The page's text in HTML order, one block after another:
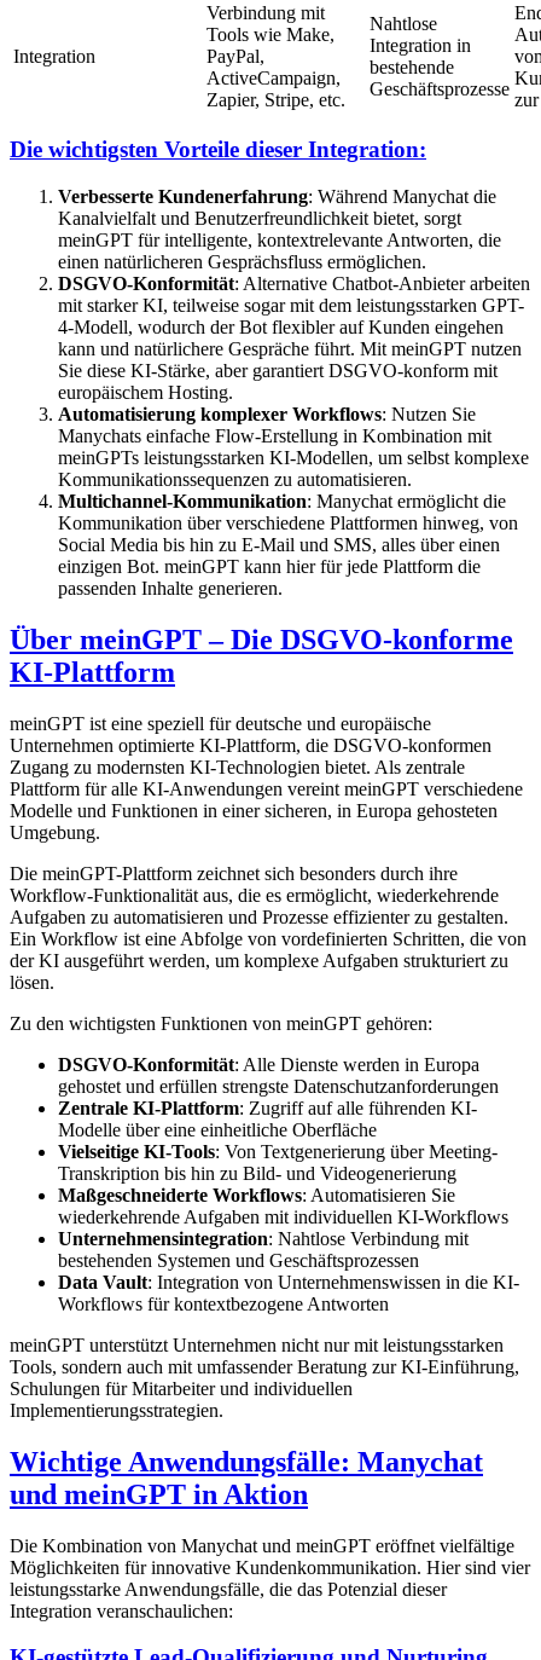
Integration
Verbindung mit
Tools wie Make,
PayPal,
ActiveCampaign,
Zapier, Stripe, etc.
Nahtlose
Integration in
bestehende
Geschäftsprozesse
Die wichtigsten Vorteile dieser Integration:
Verbesserte Kundenerfahrung: Während Manychat die
Kanalvielfalt und Benutzerfreundlichkeit bietet, sorgt
meinGPT für intelligente, kontextrelevante Antworten, die
einen natürlicheren Gesprächsfluss ermöglichen.
DSGVO-Konformität: Alternative Chatbot-Anbieter arbeiten
mit starker KI, teilweise sogar mit dem leistungsstarken GPT-
4-Modell, wodurch der Bot flexibler auf Kunden eingehen
kann und natürlichere Gespräche führt. Mit meinGPT nutzen
Sie diese KI-Stärke, aber garantiert DSGVO-konform mit
europäischem Hosting.
Automatisierung komplexer Workflows: Nutzen Sie
Manychats einfache Flow-Erstellung in Kombination mit
meinGPTs leistungsstarken KI-Modellen, um selbst komplexe
Kommunikationssequenzen zu automatisieren.
Multichannel-Kommunikation: Manychat ermöglicht die
Kommunikation über verschiedene Plattformen hinweg, von
Social Media bis hin zu E-Mail und SMS, alles über einen
einzigen Bot. meinGPT kann hier für jede Plattform die
passenden Inhalte generieren.
Über meinGPT – Die DSGVO-konforme
KI-Plattform
meinGPT ist eine speziell für deutsche und europäische
Unternehmen optimierte KI-Plattform, die DSGVO-konformen
Zugang zu modernsten KI-Technologien bietet. Als zentrale
Plattform für alle KI-Anwendungen vereint meinGPT verschiedene
Modelle und Funktionen in einer sicheren, in Europa gehosteten
Umgebung.
Die meinGPT-Plattform zeichnet sich besonders durch ihre
Workflow-Funktionalität aus, die es ermöglicht, wiederkehrende
Aufgaben zu automatisieren und Prozesse effizienter zu gestalten.
Ein Workflow ist eine Abfolge von vordefinierten Schritten, die von
der KI ausgeführt werden, um komplexe Aufgaben strukturiert zu
lösen.
Zu den wichtigsten Funktionen von meinGPT gehören:
DSGVO-Konformität: Alle Dienste werden in Europa
gehostet und erfüllen strengste Datenschutzanforderungen
Zentrale KI-Plattform: Zugriff auf alle führenden KI-
Modelle über eine einheitliche Oberfläche
Vielseitige KI-Tools: Von Textgenerierung über Meeting-
Transkription bis hin zu Bild- und Videogenerierung
Maßgeschneiderte Workflows: Automatisieren Sie
wiederkehrende Aufgaben mit individuellen KI-Workflows
Unternehmensintegration: Nahtlose Verbindung mit
bestehenden Systemen und Geschäftsprozessen
Data Vault: Integration von Unternehmenswissen in die KI-
Workflows für kontextbezogene Antworten
meinGPT unterstützt Unternehmen nicht nur mit leistungsstarken
Tools, sondern auch mit umfassender Beratung zur KI-Einführung,
Schulungen für Mitarbeiter und individuellen
Implementierungsstrategien.
Wichtige Anwendungsfälle: Manychat
und meinGPT in Aktion
Die Kombination von Manychat und meinGPT eröffnet vielfältige
Möglichkeiten für innovative Kundenkommunikation. Hier sind vier
leistungsstarke Anwendungsfälle, die das Potenzial dieser
Integration veranschaulichen: